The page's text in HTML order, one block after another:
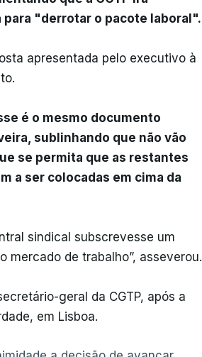
"derrotar o pacote laboral".
apresentada pelo executivo à
é o mesmo documento
sublinhando que não vão
se permita que as restantes
a ser colocadas em cima da
sindical subscrevesse um
mercado de trabalho”, asseverou.
geral da CGTP, após a
em Lisboa.